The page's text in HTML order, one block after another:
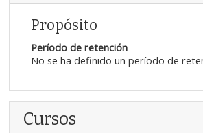
Propósito
Período de retención
No se ha definido un período de
Cursos